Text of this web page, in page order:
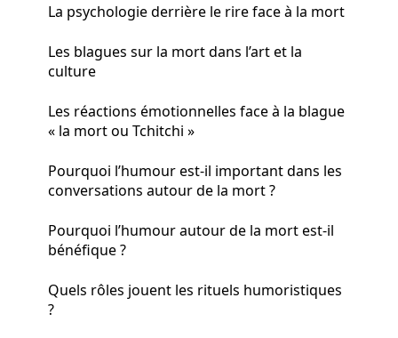
La psychologie derrière le rire face à la mort
Les blagues sur la mort dans l’art et la
culture
Les réactions émotionnelles face à la blague
« la mort ou Tchitchi »
Pourquoi l’humour est-il important dans les
conversations autour de la mort ?
Pourquoi l’humour autour de la mort est-il
bénéfique ?
Quels rôles jouent les rituels humoristiques
?